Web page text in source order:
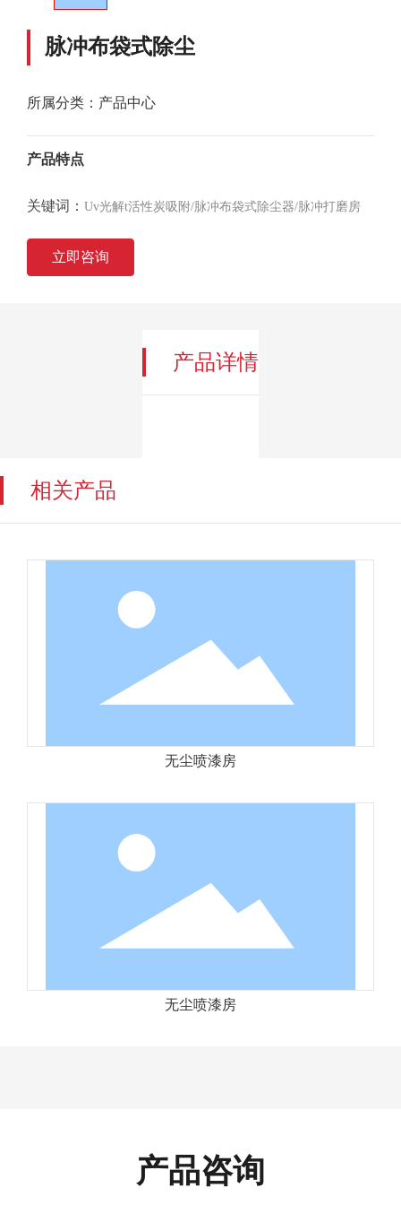
脉冲布袋式除尘
所属分类： 产品中心
产品特点
关键词： Uv光解t活性炭吸附/脉冲布袋式除尘器/脉冲打磨房
立即咨询
产品详情
相关产品
无尘喷漆房
无尘喷漆房
产品咨询